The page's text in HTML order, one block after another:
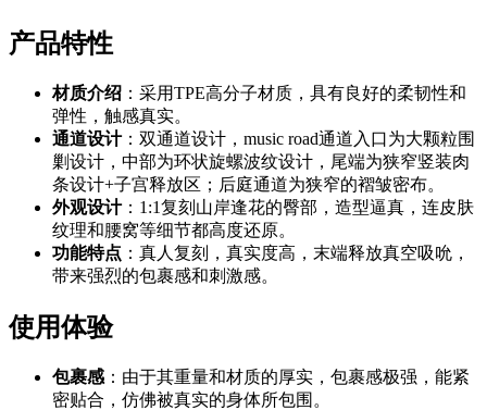
产品特性
材质介绍 ：采用TPE高分子材质，具有良好的柔韧性和
弹性，触感真实。
通道设计：双通道设计，music road通道入口为大颗粒围
剿设计，中部为环状旋螺波纹设计，尾端为狭窄竖装肉
条设计+子宫释放区；后庭通道为狭窄的褶皱密布。
外观设计：1:1复刻山岸逢花的臀部，造型逼真，连皮肤
纹理和腰窝等细节都高度还原。
功能特点 ：真人复刻，真实度高，末端释放真空吸吮，
带来强烈的包裹感和刺激感。
使用体验
包裹感 ：由于其重量和材质的厚实，包裹感极强，能紧
密贴合，仿佛被真实的身体所包围。